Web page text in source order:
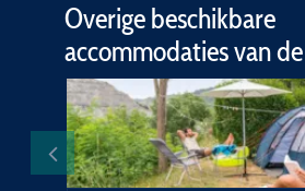
Overige beschikbare
accommodaties van